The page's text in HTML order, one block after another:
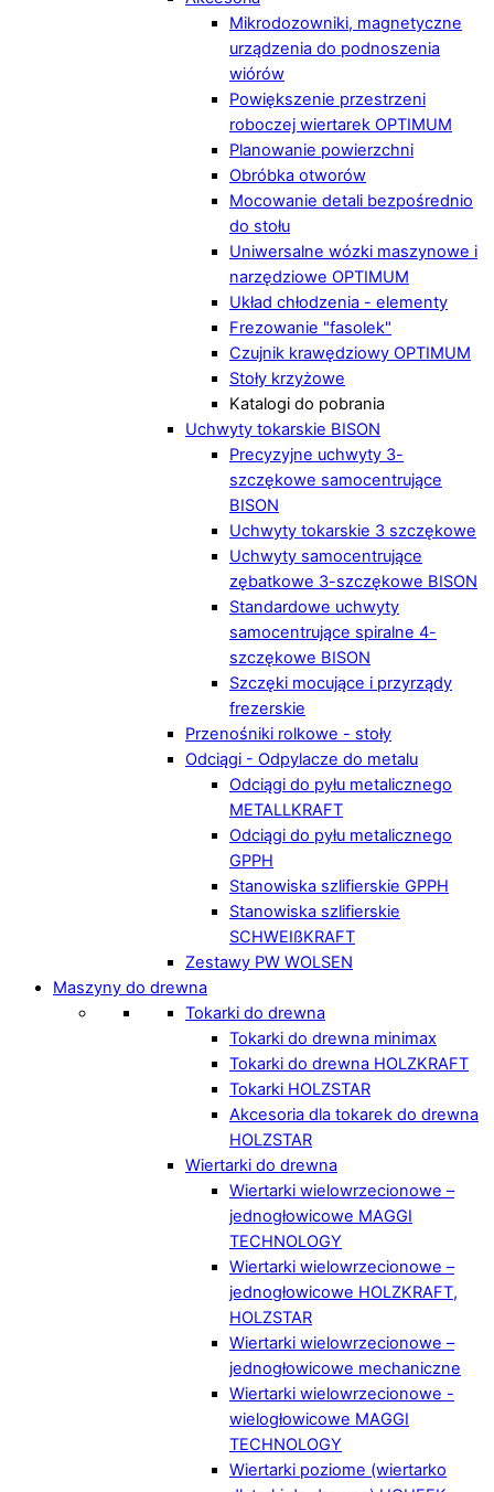
Mikrodozowniki, magnetyczne
urządzenia do podnoszenia
wiórów
Powiększenie przestrzeni
roboczej wiertarek OPTIMUM
Planowanie powierzchni
Obróbka otworów
Mocowanie detali bezpośrednio
do stołu
Uniwersalne wózki maszynowe i
narzędziowe OPTIMUM
Układ chłodzenia - elementy
Frezowanie "fasolek"
Czujnik krawędziowy OPTIMUM
Stoły krzyżowe
Katalogi do pobrania
Uchwyty tokarskie BISON
Precyzyjne uchwyty 3-
szczękowe samocentrujące
BISON
Uchwyty tokarskie 3 szczękowe
Uchwyty samocentrujące
zębatkowe 3-szczękowe BISON
Standardowe uchwyty
samocentrujące spiralne 4-
szczękowe BISON
Szczęki mocujące i przyrządy
frezerskie
Przenośniki rolkowe - stoły
Odciągi - Odpylacze do metalu
Odciągi do pyłu metalicznego
METALLKRAFT
Odciągi do pyłu metalicznego
GPPH
Stanowiska szlifierskie GPPH
Stanowiska szlifierskie
SCHWEIßKRAFT
Zestawy PW WOLSEN
Maszyny do drewna
Tokarki do drewna
Tokarki do drewna minimax
Tokarki do drewna HOLZKRAFT
Tokarki HOLZSTAR
Akcesoria dla tokarek do drewna
HOLZSTAR
Wiertarki do drewna
Wiertarki wielowrzecionowe –
jednogłowicowe MAGGI
TECHNOLOGY
Wiertarki wielowrzecionowe –
jednogłowicowe HOLZKRAFT,
HOLZSTAR
Wiertarki wielowrzecionowe –
jednogłowicowe mechaniczne
Wiertarki wielowrzecionowe -
wielogłowicowe MAGGI
TECHNOLOGY
Wiertarki poziome (wiertarko